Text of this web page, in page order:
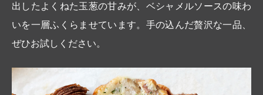
出したよくねた玉葱の甘みが、ベシャメルソースの味わ
いを一層ふくらませています。手の込んだ贅沢な一品、
ぜひお試しください。